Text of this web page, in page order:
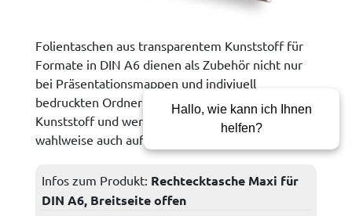
Folientaschen aus transparentem Kunststoff für
Formate in DIN A6 dienen als Zubehör nicht nur
bei Präsentationsmappen und indiviuell
bedruckten Ordnern. Sie sind aus transparenten
Kunststoff und werden vollflächig verklebt oder
wahlweise auch aufgeschweißt.
Infos zum Produkt: Rechtecktasche Maxi für
DIN A6, Breitseite offen